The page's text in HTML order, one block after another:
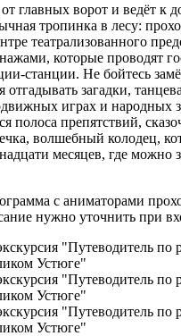
главных ворот и ведёт к
тропинка в лесу:
театрализованного
которые проводят
Не бойтесь
отгадывать загадки,
играх и народных
полоса препятствий,
волшебный колодец,
месяцев, где можно
с аниматорами
нужно уточнить при